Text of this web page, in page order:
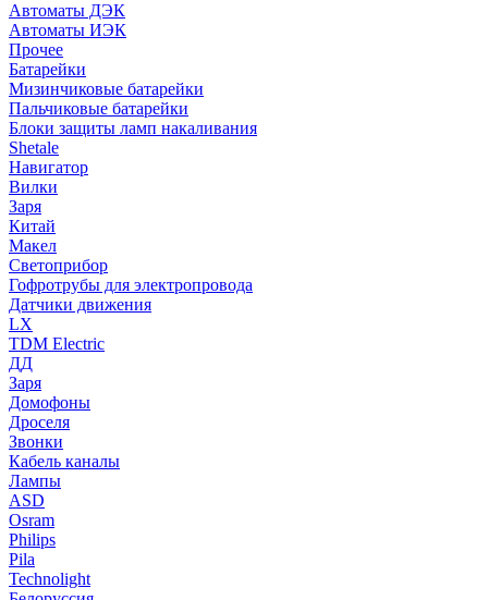
Автоматы ДЭК
Автоматы ИЭК
Прочее
Батарейки
Мизинчиковые батарейки
Пальчиковые батарейки
Блоки защиты ламп накаливания
Shetale
Навигатор
Вилки
Заря
Китай
Макел
Светоприбор
Гофротрубы для электропровода
Датчики движения
LX
TDM Electric
ДД
Заря
Домофоны
Дроселя
Звонки
Кабель каналы
Лампы
ASD
Osram
Philips
Pila
Technolight